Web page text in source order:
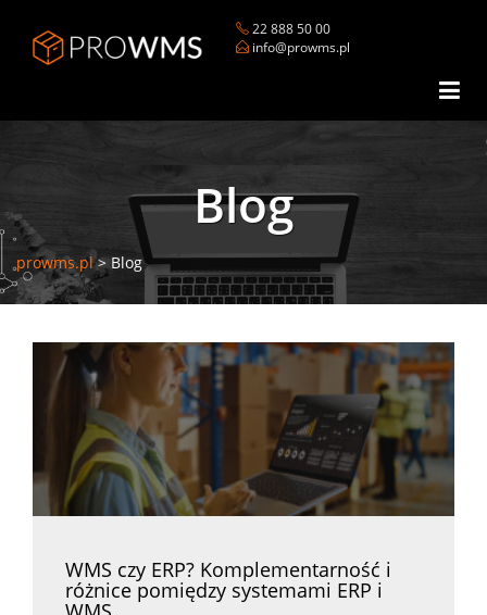
22 888 50 00
info@prowms.pl
Blog
prowms.pl>Blog
WMS czy ERP? Komplementarność i
różnice pomiędzy systemami ERP i